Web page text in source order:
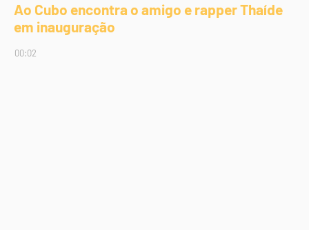
Ao Cubo encontra o amigo e rapper Thaíde
em inauguração
00:02